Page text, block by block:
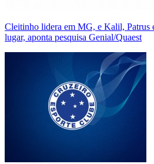
Cleitinho lidera em MG, e Kalil, Patrus
lugar, aponta pesquisa Genial/Quaest